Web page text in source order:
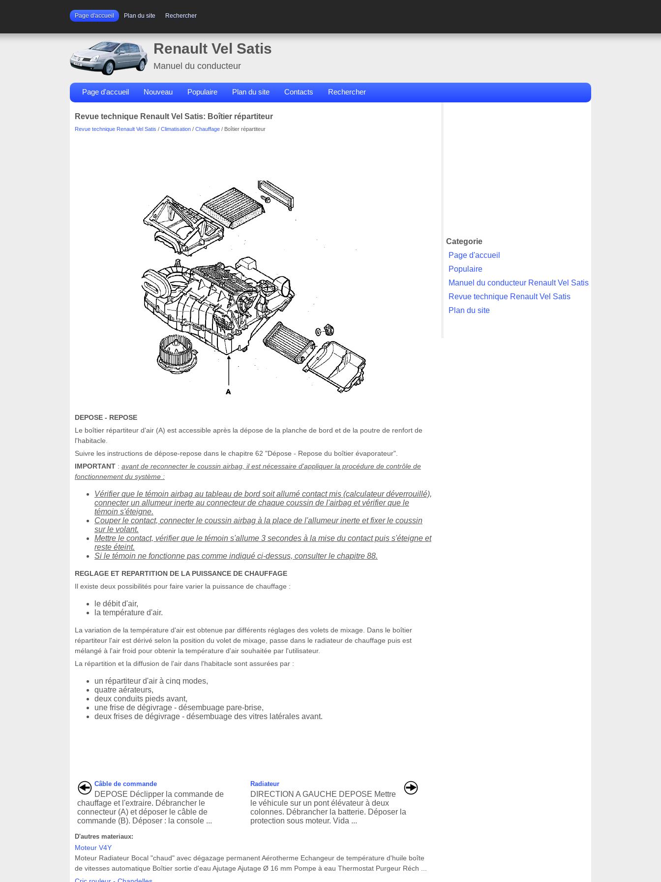
Page d'accueil Plan du site Rechercher
Renault Vel Satis
Manuel du conducteur
Page d'accueil Nouveau Populaire Plan du site Contacts Rechercher
Revue technique Renault Vel Satis: Boîtier répartiteur
Revue technique Renault Vel Satis / Climatisation / Chauffage / Boîtier répartiteur
DEPOSE - REPOSE
Le boîtier répartiteur d'air (A) est accessible après la dépose de la planche de bord et de la poutre de renfort de
l'habitacle.
Suivre les instructions de dépose-repose dans le chapitre 62 "Dépose - Repose du boîtier évaporateur".
IMPORTANT : avant de reconnecter le coussin airbag, il est nécessaire d'appliquer la procédure de contrôle de
fonctionnement du système :
Vérifier que le témoin airbag au tableau de bord soit allumé contact mis (calculateur déverrouillé),
connecter un allumeur inerte au connecteur de chaque coussin de l'airbag et vérifier que le
témoin s'éteigne.
Couper le contact, connecter le coussin airbag à la place de l'allumeur inerte et fixer le coussin
sur le volant.
Mettre le contact, vérifier que le témoin s'allume 3 secondes à la mise du contact puis s'éteigne et
reste éteint.
Si le témoin ne fonctionne pas comme indiqué ci-dessus, consulter le chapitre 88.
REGLAGE ET REPARTITION DE LA PUISSANCE DE CHAUFFAGE
Il existe deux possibilités pour faire varier la puissance de chauffage :
le débit d'air,
la température d'air.
La variation de la température d'air est obtenue par différents réglages des volets de mixage. Dans le boîtier
répartiteur l'air est dérivé selon la position du volet de mixage, passe dans le radiateur de chauffage puis est
mélangé à l'air froid pour obtenir la température d'air souhaitée par l'utilisateur.
La répartition et la diffusion de l'air dans l'habitacle sont assurées par :
un répartiteur d'air à cinq modes,
quatre aérateurs,
deux conduits pieds avant,
une frise de dégivrage - désembuage pare-brise,
deux frises de dégivrage - désembuage des vitres latérales avant.
Câble de commande
DEPOSE Déclipper la commande de
chauffage et l'extraire. Débrancher le
connecteur (A) et déposer le câble de
commande (B). Déposer : la console ...
Radiateur
DIRECTION A GAUCHE DEPOSE Mettre
le véhicule sur un pont élévateur à deux
colonnes. Débrancher la batterie. Déposer la
protection sous moteur. Vida ...
D'autres materiaux:
Moteur V4Y
Moteur Radiateur Bocal "chaud" avec dégazage permanent Aérotherme Echangeur de température d'huile boîte
de vitesses automatique Boîtier sortie d'eau Ajutage Ajutage Ø 16 mm Pompe à eau Thermostat Purgeur Réch ...
Categorie
Page d'accueil
Populaire
Manuel du conducteur Renault Vel Satis
Revue technique Renault Vel Satis
Plan du site